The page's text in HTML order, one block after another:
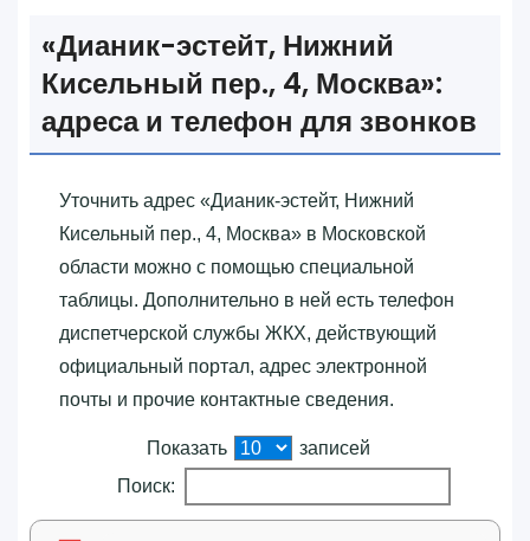
«‎Дианик-эстейт, Нижний
Кисельный пер., 4, Москва»‎:
адреса и телефон для звонков
Уточнить адрес «‎Дианик-эстейт, Нижний
Кисельный пер., 4, Москва»‎ в Московской
области можно с помощью специальной
таблицы. Дополнительно в ней есть телефон
диспетчерской службы ЖКХ, действующий
официальный портал, адрес электронной
почты и прочие контактные сведения.
Показать
записей
Поиск: